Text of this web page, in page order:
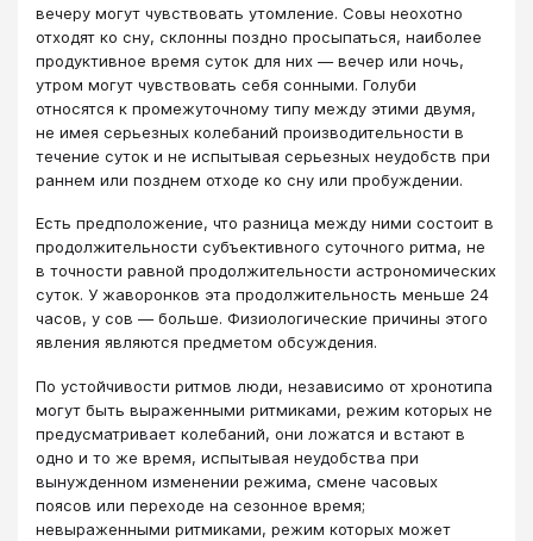
вечеру могут чувствовать утомление. Совы неохотно
отходят ко сну, склонны поздно просыпаться, наиболее
продуктивное время суток для них — вечер или ночь,
утром могут чувствовать себя сонными. Голуби
относятся к промежуточному типу между этими двумя,
не имея серьезных колебаний производительности в
течение суток и не испытывая серьезных неудобств при
раннем или позднем отходе ко сну или пробуждении.
Есть предположение, что разница между ними состоит в
продолжительности субъективного суточного ритма, не
в точности равной продолжительности астрономических
суток. У жаворонков эта продолжительность меньше 24
часов, у сов — больше. Физиологические причины этого
явления являются предметом обсуждения.
По устойчивости ритмов люди, независимо от хронотипа
могут быть выраженными ритмиками, режим которых не
предусматривает колебаний, они ложатся и встают в
одно и то же время, испытывая неудобства при
вынужденном изменении режима, смене часовых
поясов или переходе на сезонное время;
невыраженными ритмиками, режим которых может